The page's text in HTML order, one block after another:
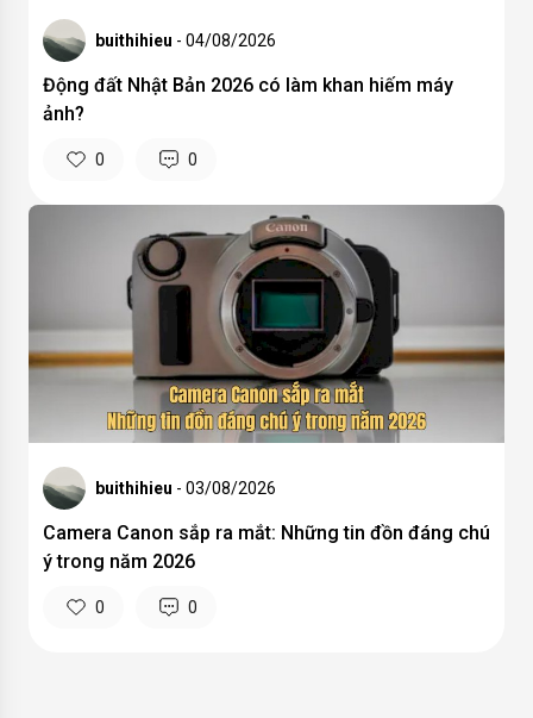
buithihieu - 04/08/2026
Động đất Nhật Bản 2026 có làm khan hiếm máy
ảnh?
0 0
buithihieu - 03/08/2026
Camera Canon sắp ra mắt: Những tin đồn đáng chú
ý trong năm 2026
0 0